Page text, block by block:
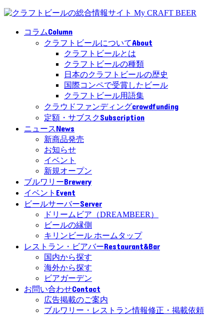
コラムColumn
クラフトビールについてAbout
クラフトビールとは
クラフトビールの種類
日本のクラフトビールの歴史
国際コンペで受賞したビール
クラフトビール用語集
クラウドファンディングcrowdfunding
定額・サブスクSubscription
ニュースNews
新商品発売
お知らせ
イベント
新規オープン
ブルワリーBrewery
イベント Event
ビールサーバーServer
ドリームビア（DREAMBEER）
ビールの縁側
キリンビール ホームタップ
レストラン・ビアバーRestaurant&Bar
国内から探す
海外から探す
ビアガーデン
お問い合わせContact
広告掲載のご案内
ブルワリー・レストラン情報修正・掲載依頼